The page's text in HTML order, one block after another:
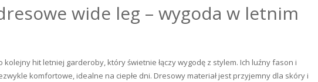
wide leg – wygoda w letnim
hit letniej garderoby, który świetnie łączy wygodę z stylem. Ich luźny fason i
komfortowe, idealne na ciepłe dni. Dresowy materiał jest przyjemny dla skóry i